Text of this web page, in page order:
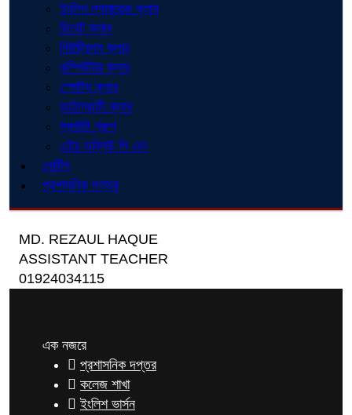
ইংলিশ ল্যাঙ্গুয়েজ ক্লাব
ডিবেট ক্লাব
নিউট্রিশন ক্লাব
কম্পিউটার ক্লাব
স্পোর্টস ক্লাব
ফটোগ্রাফী ক্লাব
স্কাউট গ্রুপ
এইচ ডব্লিউ পি এল
নোটিশ
প্রশাসনিক দপ্তর
MD. REZAUL HAQUE
ASSISTANT TEACHER
01924034115
এক নজরে
প্রশাসনিক দপ্তর
কলেজ শাখা
ইংলিশ ভার্সন